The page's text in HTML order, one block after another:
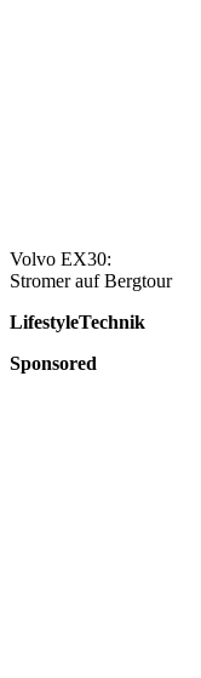
Volvo EX30:
Stromer auf Bergtour
LifestyleTechnik
Sponsored